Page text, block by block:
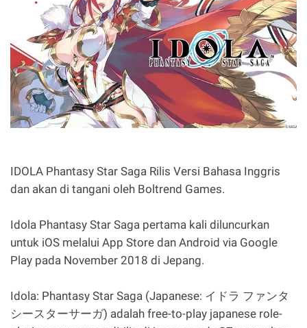
IDOLA Phantasy Star Saga Rilis Versi Bahasa Inggris
dan akan di tangani oleh Boltrend Games.
Idola Phantasy Star Saga pertama kali diluncurkan
untuk iOS melalui App Store dan Android via Google
Play pada November 2018 di Jepang.
Idola: Phantasy Star Saga (Japanese: イドラ ファンタ
シースターサーガ) adalah free-to-play japanese role-